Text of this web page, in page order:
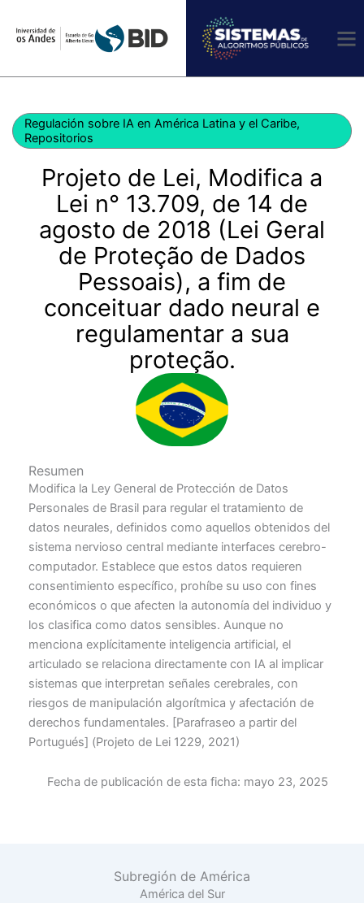
Regulación sobre IA en América Latina y el Caribe,
Repositorios
Projeto de Lei, Modifica a
Lei n° 13.709, de 14 de
agosto de 2018 (Lei Geral
de Proteção de Dados
Pessoais), a fim de
conceituar dado neural e
regulamentar a sua
proteção.
Resumen
Modifica la Ley General de Protección de Datos
Personales de Brasil para regular el tratamiento de
datos neurales, definidos como aquellos obtenidos del
sistema nervioso central mediante interfaces cerebro-
computador. Establece que estos datos requieren
consentimiento específico, prohíbe su uso con fines
económicos o que afecten la autonomía del individuo y
los clasifica como datos sensibles. Aunque no
menciona explícitamente inteligencia artificial, el
articulado se relaciona directamente con IA al implicar
sistemas que interpretan señales cerebrales, con
riesgos de manipulación algorítmica y afectación de
derechos fundamentales. [Parafraseo a partir del
Portugués] (Projeto de Lei 1229, 2021)
Fecha de publicación de esta ficha: mayo 23, 2025
Subregión de América
América del Sur